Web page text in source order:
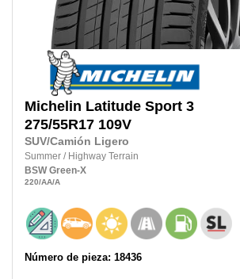
Michelin Latitude Sport 3
275/55R17 109V
SUV/Camión Ligero
Summer / Highway Terrain
BSW Green-X
220/AA/A
Número de pieza: 18436